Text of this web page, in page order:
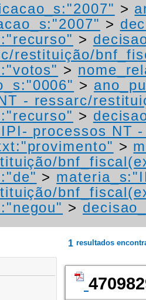
>
>
>
restituição/
>
>
- ressarc/
>
processos NT
>
>
>
1 resultados